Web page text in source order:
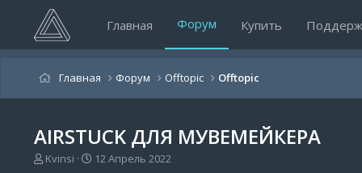
Главная Форум Купить
Главная Форум Offtopic Offtopic
AIRSTUCK ДЛЯ МУВЕМЕЙКЕРА
А
Kvinsi
Д12 Апрель 2022